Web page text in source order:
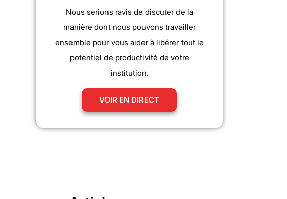
Nous serions ravis de discuter de la
manière dont nous pouvons travailler
ensemble pour vous aider à libérer tout le
potentiel de productivité de votre
institution.
VOIR EN DIRECT